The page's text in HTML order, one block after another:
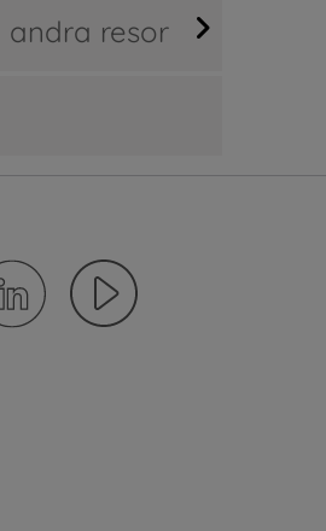
andra resor